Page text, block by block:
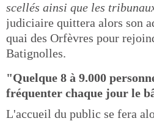
scellés ainsi que les
judiciaire quittera alors son
quai des Orfèvres pour
Batignolles.
"Quelque 8 à 9.000
fréquenter chaque jour le
L'accueil du public se fera